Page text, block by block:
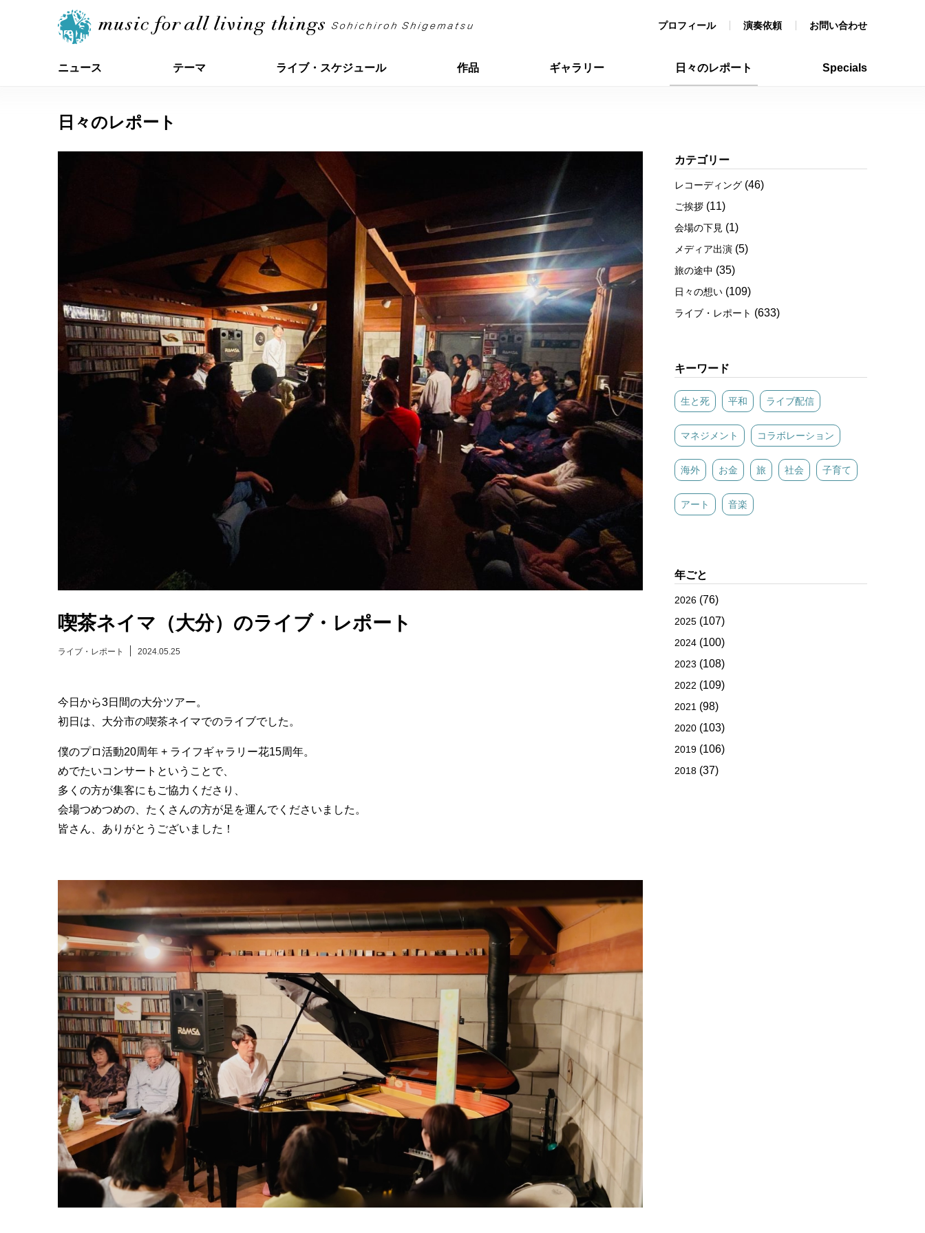
プロフィール 演奏依頼 お問い合わせ
ニュース テーマ ライブ・スケジュール 作品 ギャラリー 日々のレポート Specials
日々のレポート
喫茶ネイマ（大分）のライブ・レポート
ライブ・レポート 2024.05.25
今日から3日間の大分ツアー。
初日は、大分市の喫茶ネイマでのライブでした。
僕のプロ活動20周年 + ライフギャラリー花15周年。
めでたいコンサートということで、
多くの方が集客にもご協力くださり、
会場つめつめの、たくさんの方が足を運んでくださいました。
皆さん、ありがとうございました！
カテゴリー
レコーディング (46)
ご挨拶 (11)
会場の下見 (1)
メディア出演 (5)
旅の途中 (35)
日々の想い (109)
ライブ・レポート (633)
キーワード
生と死 平和 ライブ配信
マネジメント コラボレーション
海外 お金 旅 社会 子育て
アート 音楽
年ごと
2026 (76)
2025 (107)
2024 (100)
2023 (108)
2022 (109)
2021 (98)
2020 (103)
2019 (106)
2018 (37)